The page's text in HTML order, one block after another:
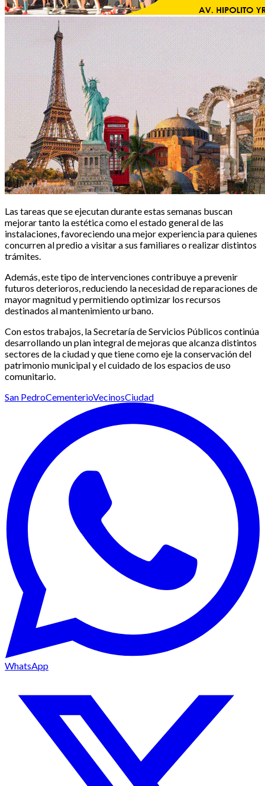
Las tareas que se ejecutan durante estas semanas buscan
mejorar tanto la estética como el estado general de las
instalaciones, favoreciendo una mejor experiencia para quienes
concurren al predio a visitar a sus familiares o realizar distintos
trámites.
Además, este tipo de intervenciones contribuye a prevenir
futuros deterioros, reduciendo la necesidad de reparaciones de
mayor magnitud y permitiendo optimizar los recursos
destinados al mantenimiento urbano.
Con estos trabajos, la Secretaría de Servicios Públicos continúa
desarrollando un plan integral de mejoras que alcanza distintos
sectores de la ciudad y que tiene como eje la conservación del
patrimonio municipal y el cuidado de los espacios de uso
comunitario.
San PedroCementerioVecinosCiudad
WhatsApp